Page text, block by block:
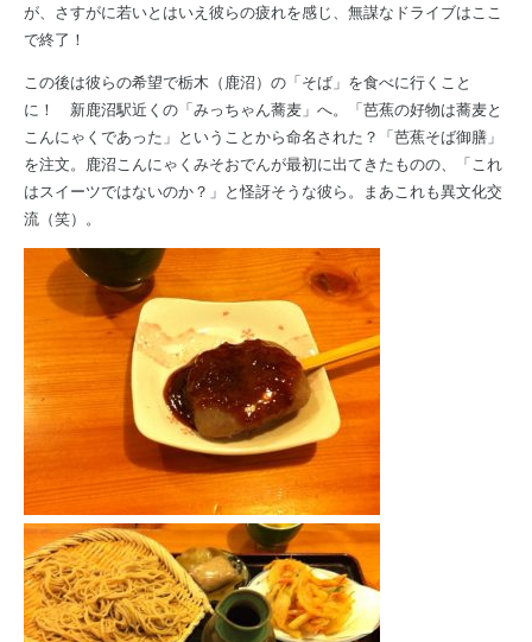
が、さすがに若いとはいえ彼らの疲れを感じ、無謀なドライブはここ
で終了！
この後は彼らの希望で栃木（鹿沼）の「そば」を食べに行くこと
に！ 新鹿沼駅近くの「みっちゃん蕎麦」へ。「芭蕉の好物は蕎麦と
こんにゃくであった」ということから命名された？「芭蕉そば御膳」
を注文。鹿沼こんにゃくみそおでんが最初に出てきたものの、「これ
はスイーツではないのか？」と怪訝そうな彼ら。まあこれも異文化交
流（笑）。